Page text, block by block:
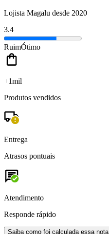
Lojista Magalu desde 2020
3.4
RuimÓtimo
+1mil
Produtos vendidos
Entrega
Atrasos pontuais
Atendimento
Responde rápido
Saiba como foi calculada essa nota